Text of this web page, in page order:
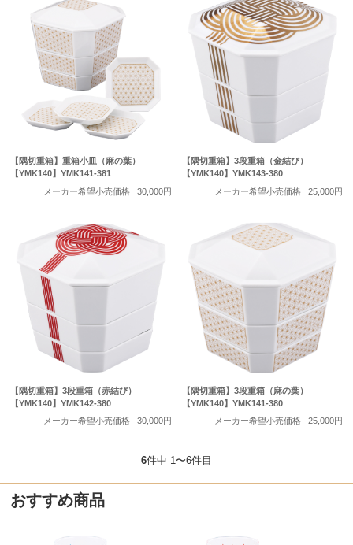
【隅切重箱】重箱小皿（麻の葉）
【YMK140】YMK141-381
メーカー希望小売価格
30,000円
【隅切重箱】3段重箱（金結び）
【YMK140】YMK143-380
メーカー希望小売価格
25,000円
【隅切重箱】3段重箱（赤結び）
【YMK140】YMK142-380
メーカー希望小売価格
30,000円
【隅切重箱】3段重箱（麻の葉）
【YMK140】YMK141-380
メーカー希望小売価格
25,000円
6件中 1〜6件目
おすすめ商品